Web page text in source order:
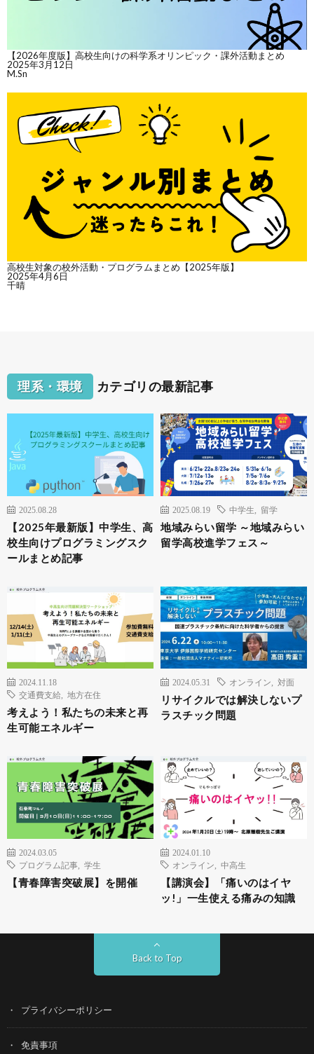
【2026年度版】高校生向けの科学系オリンピック・課外活動まとめ
2025年3月12日
M.Sn
高校生対象の校外活動・プログラムまとめ【2025年版】
2025年4月6日
千晴
理系・環境 カテゴリの最新記事
2025.08.28
【2025年最新版】中学生、高
校生向けプログラミングスク
ールまとめ記事
2025.08.19 中学生 留学
地域みらい留学 ～地域みらい
留学高校進学フェス～
2024.11.18
交通費支給
地方在住
考えよう！私たちの未来と再
生可能エネルギー
2024.05.31 オンライン 対面
リサイクルでは解決しないプ
ラスチック問題
2024.03.05
プログラム記事
学生
【青春障害突破展】を開催
2024.01.10
オンライン
中高生
【講演会】「痛いのはイヤ
ッ!」一生使える痛みの知識
Back to Top
プライバシーポリシー
免責事項